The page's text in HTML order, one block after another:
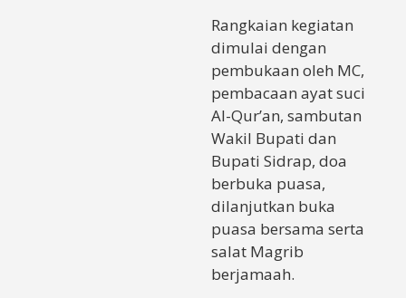
Rangkaian kegiatan
dimulai dengan
pembukaan oleh MC,
pembacaan ayat suci
Al-Qur’an, sambutan
Wakil Bupati dan
Bupati Sidrap, doa
berbuka puasa,
dilanjutkan buka
puasa bersama serta
salat Magrib
berjamaah.